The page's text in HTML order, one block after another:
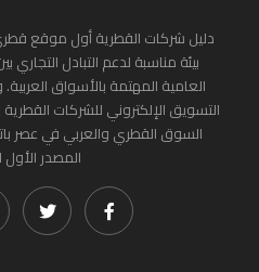
دليل شركات القطرية أول موقع
بيئة مناسبة لدعم التبادل
العامية المهتمة بالأسواق
التسويق الإلكتروني للشركات
السوق القطري والعربي في عصر
المصدر الأول